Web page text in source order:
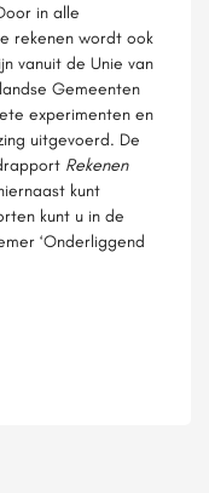
in alle
rekenen wordt ook
vanuit de Unie van
Gemeenten
experimenten en
uitgevoerd. De
Rekenen
kunt
kunt u in de
‘Onderliggend